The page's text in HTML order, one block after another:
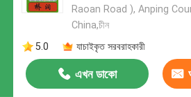
Raoan Road ), Anping
China,চীন
5.0
যাচাইকৃত সরবরাহকারী
এখন ডাকো